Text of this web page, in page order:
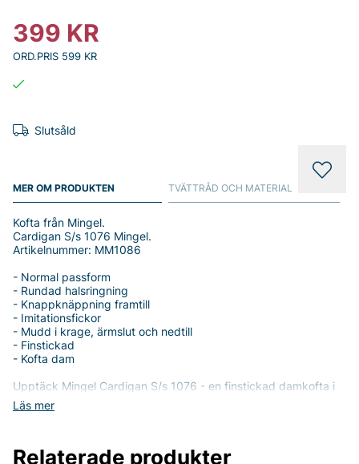
399 KR
ORD.PRIS 599 KR
Slutsåld
MER OM PRODUKTEN
Läs mer
Kofta från Mingel.
Cardigan S/s 1076 Mingel.
Artikelnummer: MM1086
- Normal passform
- Rundad halsringning
- Knappknäppning framtill
- Imitationsfickor
- Mudd i krage, ärmslut och nedtill
- Finstickad
- Kofta dam
Upptäck Mingel Cardigan S/s 1076 - en finstickad damkofta i
normal passform som passar lika bra till vardag som till lite
finare tillfällen. Den rundade halsringningen ger en mjuk,
en modern detalj utan att tillföra onödig volym, och muddarna i
TVÄTTRÅD OCH MATERIAL
Relaterade produkter